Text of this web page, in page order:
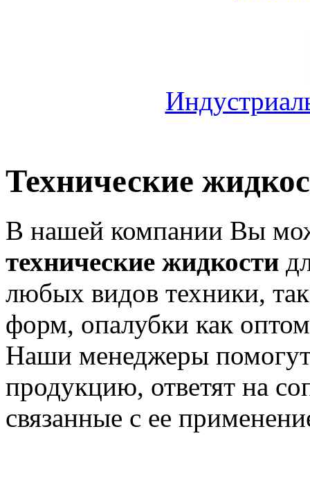
Технические
В нашей компании Вы
технические жидкости
любых видов техники,
форм, опалубки как
Наши менеджеры
продукцию, ответят на
связанные с ее